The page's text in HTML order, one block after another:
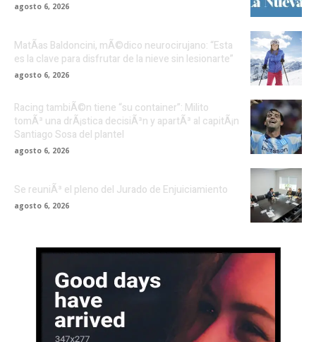
agosto 6, 2026
MatÃ­as Baldoncini, mÃ©dico neurocirujano: “Esta
es la clave para disfrutar de la nieve sin lesionarte”
agosto 6, 2026
Racing tambiÃ©n tiene “su container”: Milito
tomÃ³ una drÃ¡stica decisiÃ³n y apartÃ³ al capitÃ¡n
Santiago Sosa del plantel
agosto 6, 2026
Se reuniÃ³ el pleno del Jurado de Enjuiciamiento
agosto 6, 2026